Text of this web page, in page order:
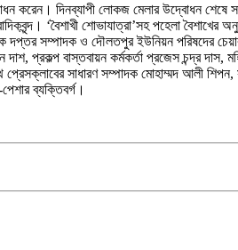
দিনব্যাপী লোকজ মেলার উদ্বোধন শেষে
‘বৈশাখী শোভাযাত্রা’সহ পহেলা
সম্পাদক ও দৌলতপুর ইউনিয়ন পরিষদের
প্রকল্প বাস্তবায়ন কর্মকর্তা প্রজেস চন্দ্র দাস,
সাধারণ সম্পাদক মোহাম্মদ আলী
ব্যক্তিবর্গ।